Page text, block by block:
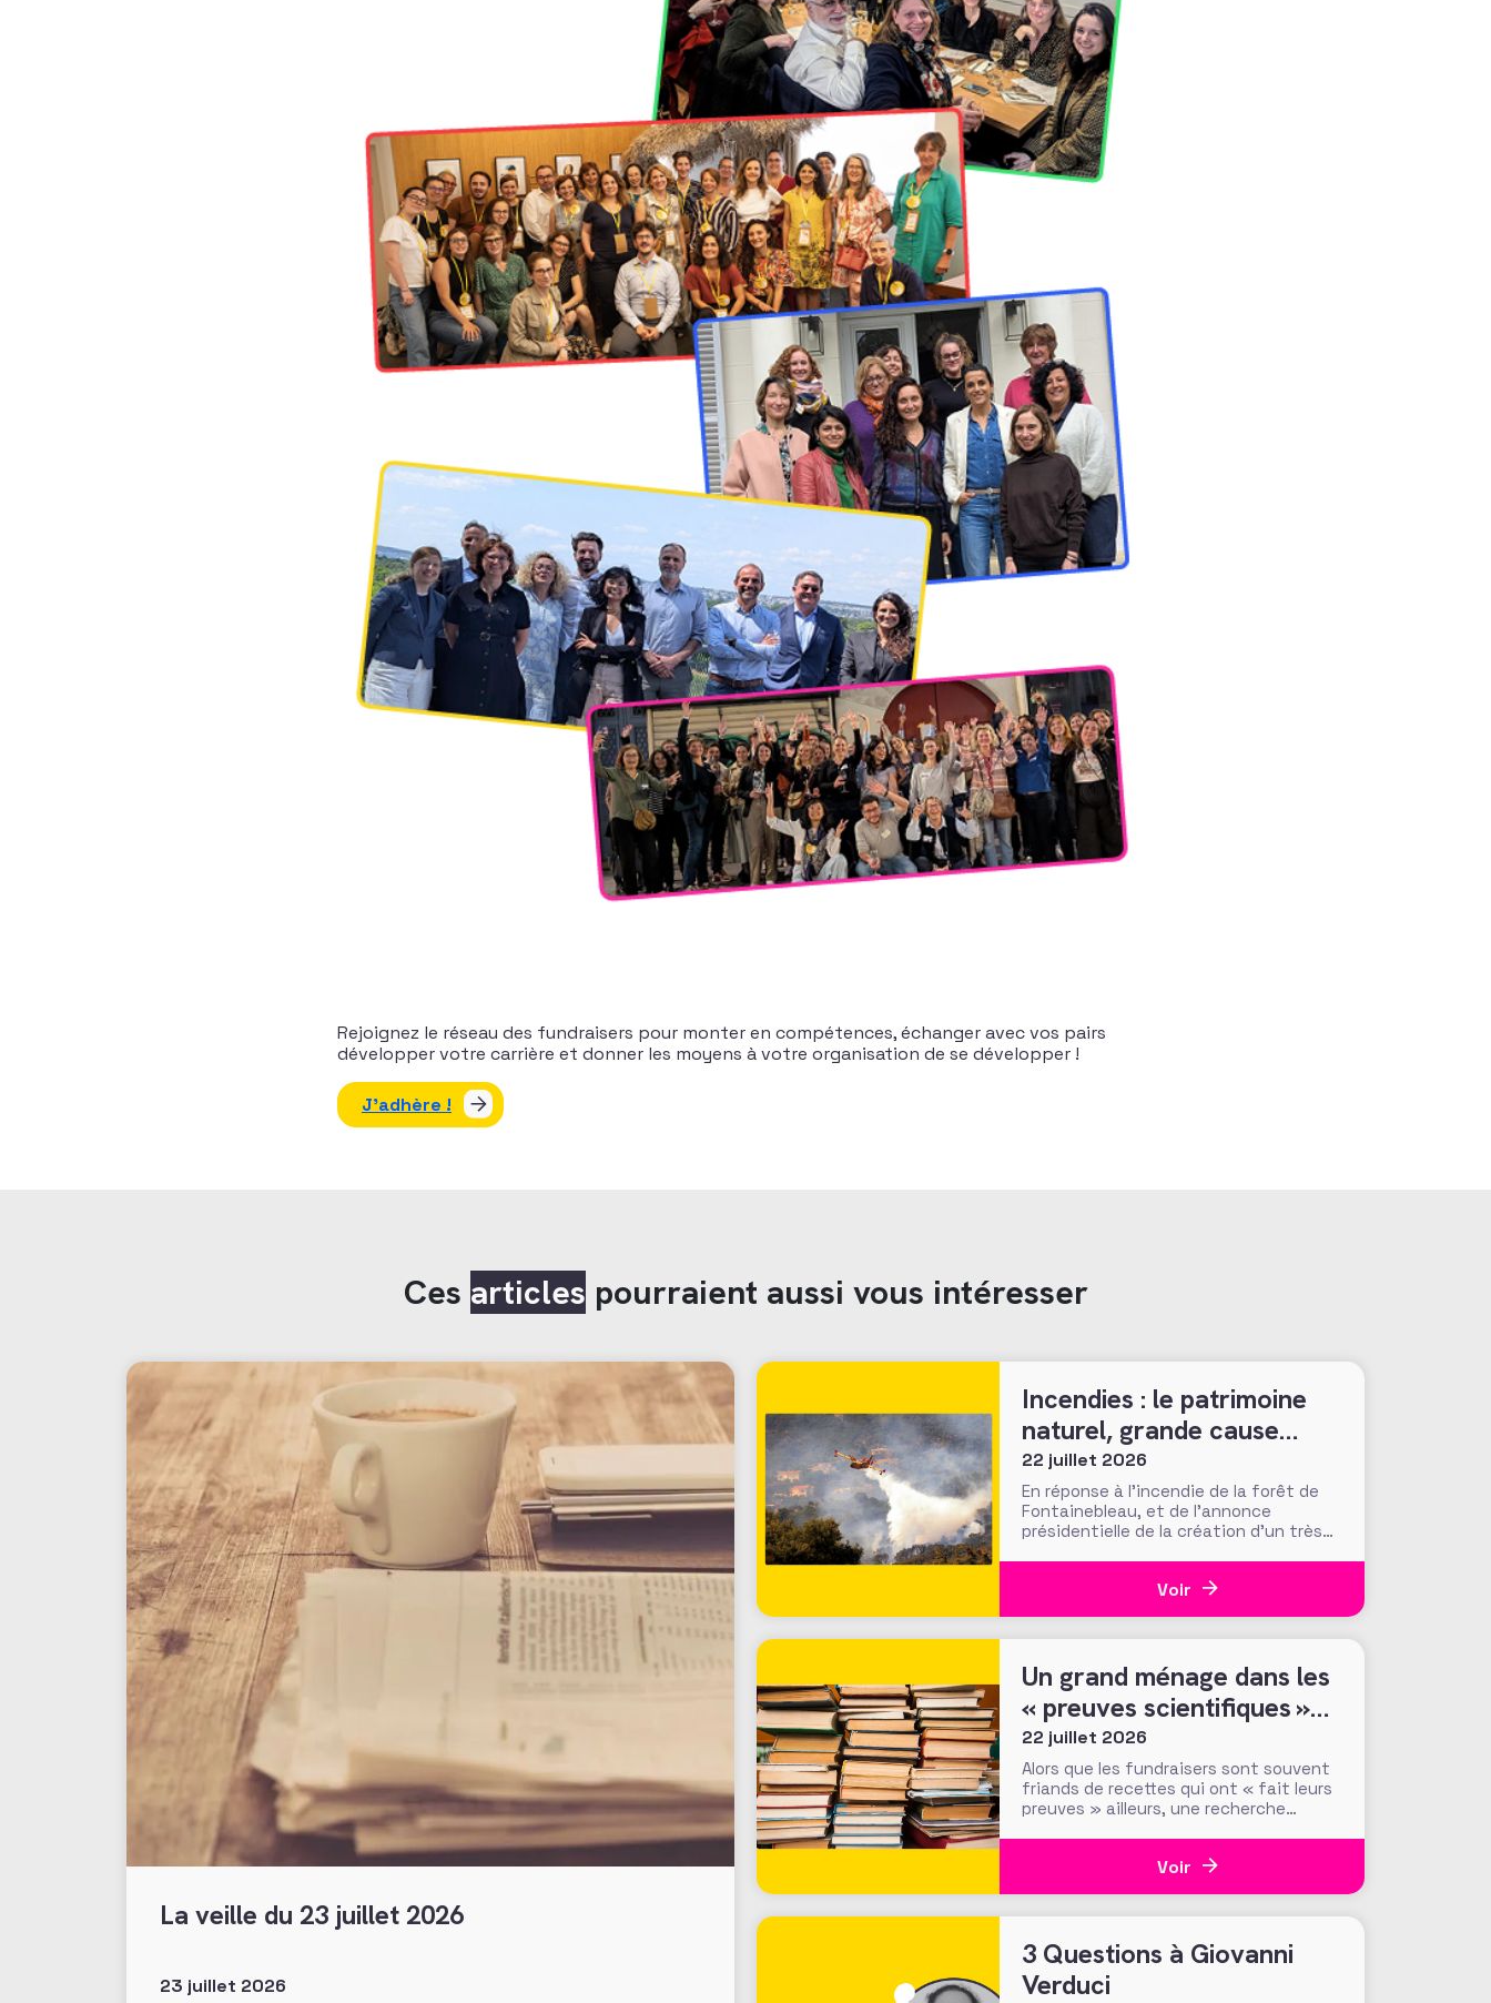
Rejoignez le réseau des fundraisers pour monter en compétences, échanger avec vos pairs
développer votre carrière et donner les moyens à votre organisation de se développer !
J’adhère !
Ces articles pourraient aussi vous intéresser
La veille du 23 juillet 2026
23 juillet 2026
Incendies : le patrimoine
naturel, grande cause
nationale ?
22 juillet 2026
En réponse à l’incendie de la forêt de
Fontainebleau, et de l’annonce
présidentielle de la création d’un très
mobilisés en moins d’une semaine par la
Voir
Un grand ménage dans les
« preuves scientifiques »
d’efficacité des méthodes
et tactiques de collecte…
22 juillet 2026
Alors que les fundraisers sont souvent
friands de recettes qui ont « fait leurs
preuves » ailleurs, une recherche
pose une question cruciale : la
Voir
3 Questions à Giovanni
Verduci